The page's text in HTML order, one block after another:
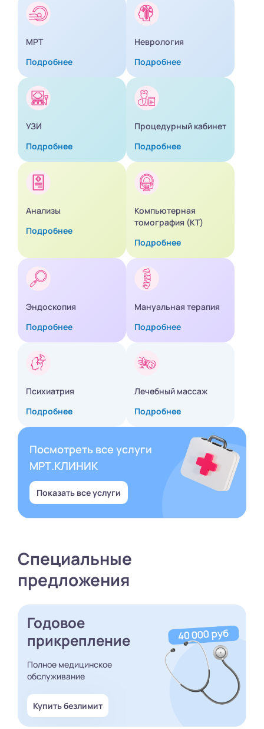
МРТ
Подробнее
Неврология
Подробнее
УЗИ
Подробнее
Процедурный кабинет
Подробнее
Анализы
Подробнее
Компьютерная
томография (КТ)
Подробнее
Эндоскопия
Подробнее
Мануальная терапия
Подробнее
Психиатрия
Подробнее
Лечебный массаж
Подробнее
Посмотреть все услуги
МРТ.КЛИНИК
Показать все услуги
Специальные
предложения
Годовое
прикрепление
Полное медицинское
обслуживание
Купить безлимит